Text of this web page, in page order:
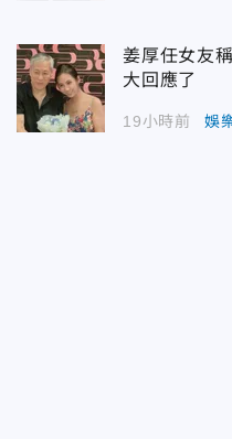
姜厚任女友
大回應了
19小時前 娛